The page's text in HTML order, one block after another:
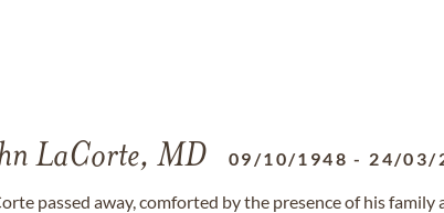
LaCorte, MD 09/10/1948 - 24/03/
passed away, comforted by the presence of his family